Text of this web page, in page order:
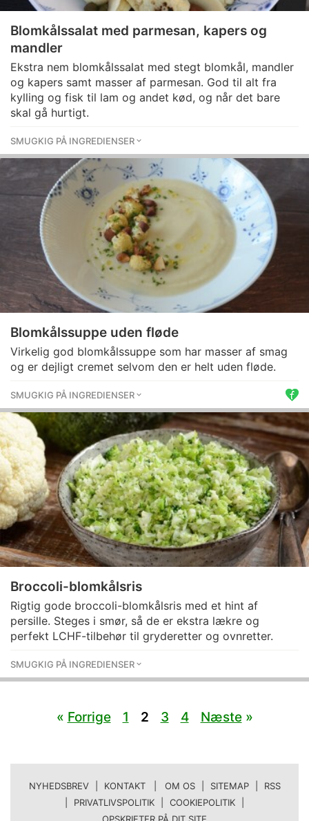
Blomkålssalat med parmesan, kapers og
mandler
Ekstra nem blomkålssalat med stegt blomkål, mandler
og kapers samt masser af parmesan. God til alt fra
kylling og fisk til lam og andet kød, og når det bare
skal gå hurtigt.
SMUGKIG PÅ INGREDIENSER
Blomkålssuppe uden fløde
Virkelig god blomkålssuppe som har masser af smag
og er dejligt cremet selvom den er helt uden fløde.
SMUGKIG PÅ INGREDIENSER
Broccoli-blomkålsris
Rigtig gode broccoli-blomkålsris med et hint af
persille. Steges i smør, så de er ekstra lækre og
perfekt LCHF-tilbehør til gryderetter og ovnretter.
SMUGKIG PÅ INGREDIENSER
« Forrige 1 2 3 4 Næste»
NYHEDSBREV KONTAKT | OM OS SITEMAP
RSS
PRIVATLIVSPOLITIK COOKIEPOLITIK